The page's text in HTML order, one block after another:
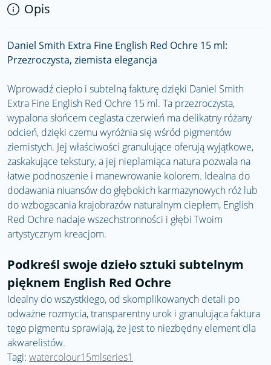
Opis
Daniel Smith Extra Fine English Red Ochre 15 ml:
Przezroczysta, ziemista elegancja
Wprowadź ciepło i subtelną fakturę dzięki Daniel Smith
Extra Fine English Red Ochre 15 ml. Ta przezroczysta,
wypalona słońcem ceglasta czerwień ma delikatny różany
odcień, dzięki czemu wyróżnia się wśród pigmentów
ziemistych. Jej właściwości granulujące oferują wyjątkowe,
zaskakujące tekstury, a jej nieplamiąca natura pozwala na
łatwe podnoszenie i manewrowanie kolorem. Idealna do
dodawania niuansów do głębokich karmazynowych róż lub
do wzbogacania krajobrazów naturalnym ciepłem, English
Red Ochre nadaje wszechstronności i głębi Twoim
artystycznym kreacjom.
Podkreśl swoje dzieło sztuki subtelnym
pięknem English Red Ochre
Idealny do wszystkiego, od skomplikowanych detali po
odważne rozmycia, transparentny urok i granulująca faktura
tego pigmentu sprawiają, że jest to niezbędny element dla
akwarelistów.
Tagi: watercolour15mlseries1